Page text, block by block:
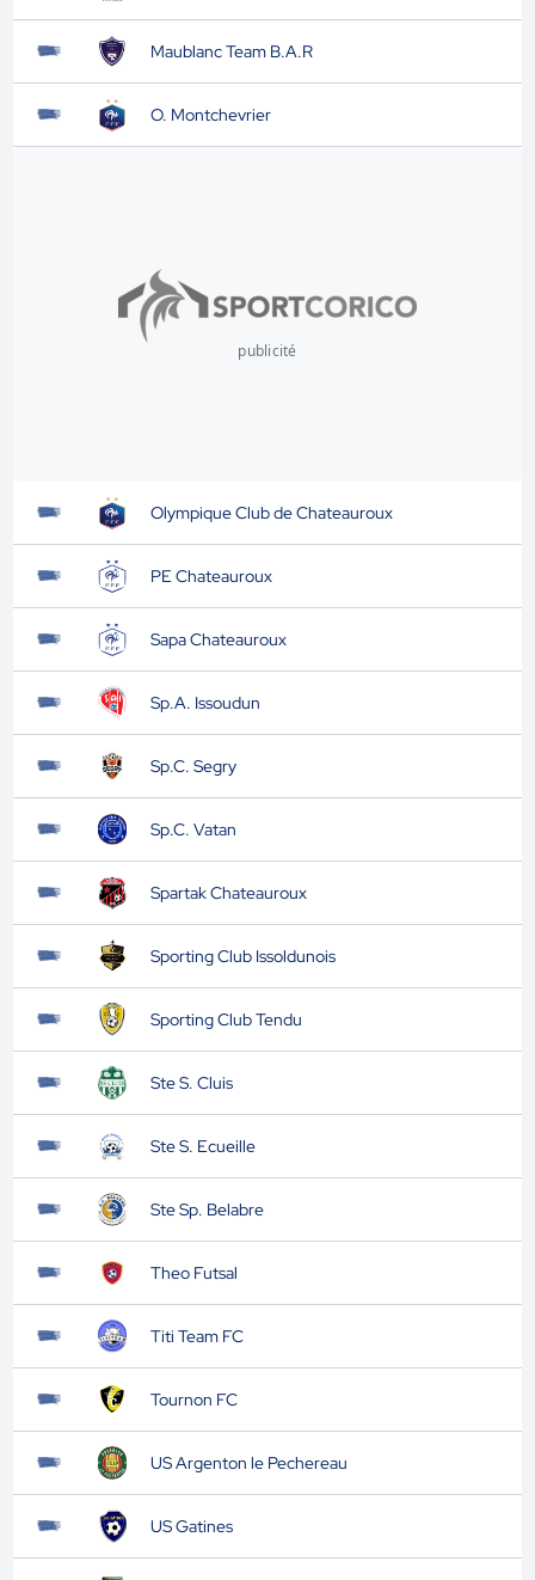
Maublanc Team B.A.R
O. Montchevrier
publicité
Olympique Club de Chateauroux
PE Chateauroux
Sapa Chateauroux
Sp.A. Issoudun
Sp.C. Segry
Sp.C. Vatan
Spartak Chateauroux
Sporting Club Issoldunois
Sporting Club Tendu
Ste S. Cluis
Ste S. Ecueille
Ste Sp. Belabre
Theo Futsal
Titi Team FC
Tournon FC
US Argenton le Pechereau
US Gatines